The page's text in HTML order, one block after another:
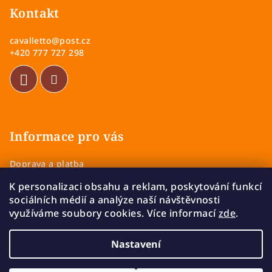
K personalizaci obsahu a reklam, poskytování funkcí
sociálních médií a analýze naší návštěvnosti
využíváme soubory cookies. Více informacízde.
Nastavení
Kontakt
cavalletto@post.cz
+420 777 727 298
Informace pro vás
Doprava a platba
Zásady ochrany osobních údajů
Vrácení a výměna zboží